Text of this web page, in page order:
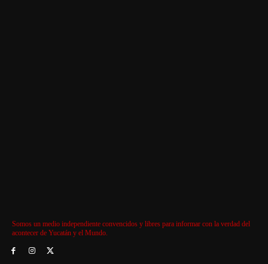
Somos un medio independiente convencidos y libres para informar con la verdad del
acontecer de Yucatán y el Mundo.